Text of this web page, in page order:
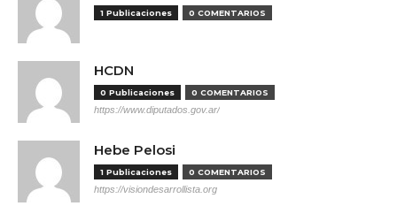
1 Publicaciones 0 COMENTARIOS
HCDN
0 Publicaciones 0 COMENTARIOS
https://www.diputados.gov.ar/
Hebe Pelosi
1 Publicaciones 0 COMENTARIOS
https://visiondesarrollista.org